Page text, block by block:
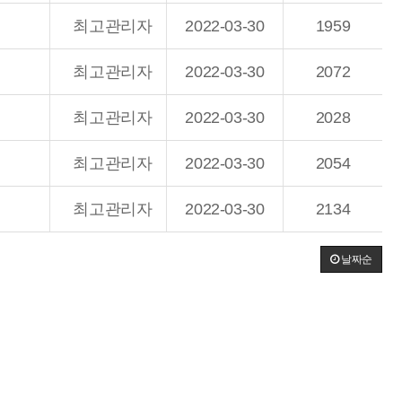
최고관리자 2022-03-30 1959
최고관리자 2022-03-30 2072
최고관리자 2022-03-30 2028
최고관리자 2022-03-30 2054
최고관리자 2022-03-30 2134
날짜순